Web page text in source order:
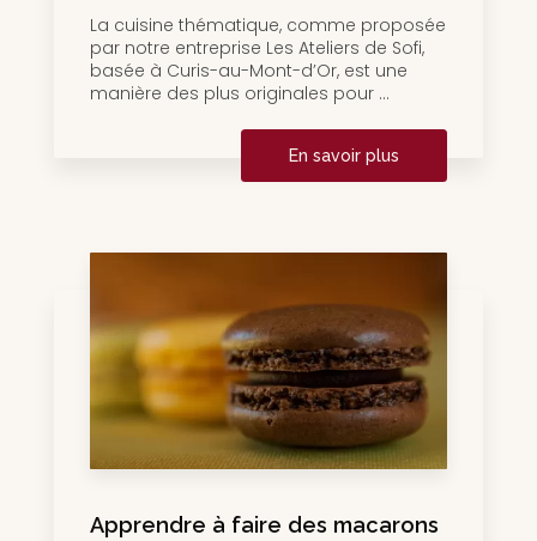
La cuisine thématique, comme proposée
par notre entreprise Les Ateliers de Sofi,
basée à Curis-au-Mont-d’Or, est une
manière des plus originales pour ...
En savoir plus
Apprendre à faire des macarons